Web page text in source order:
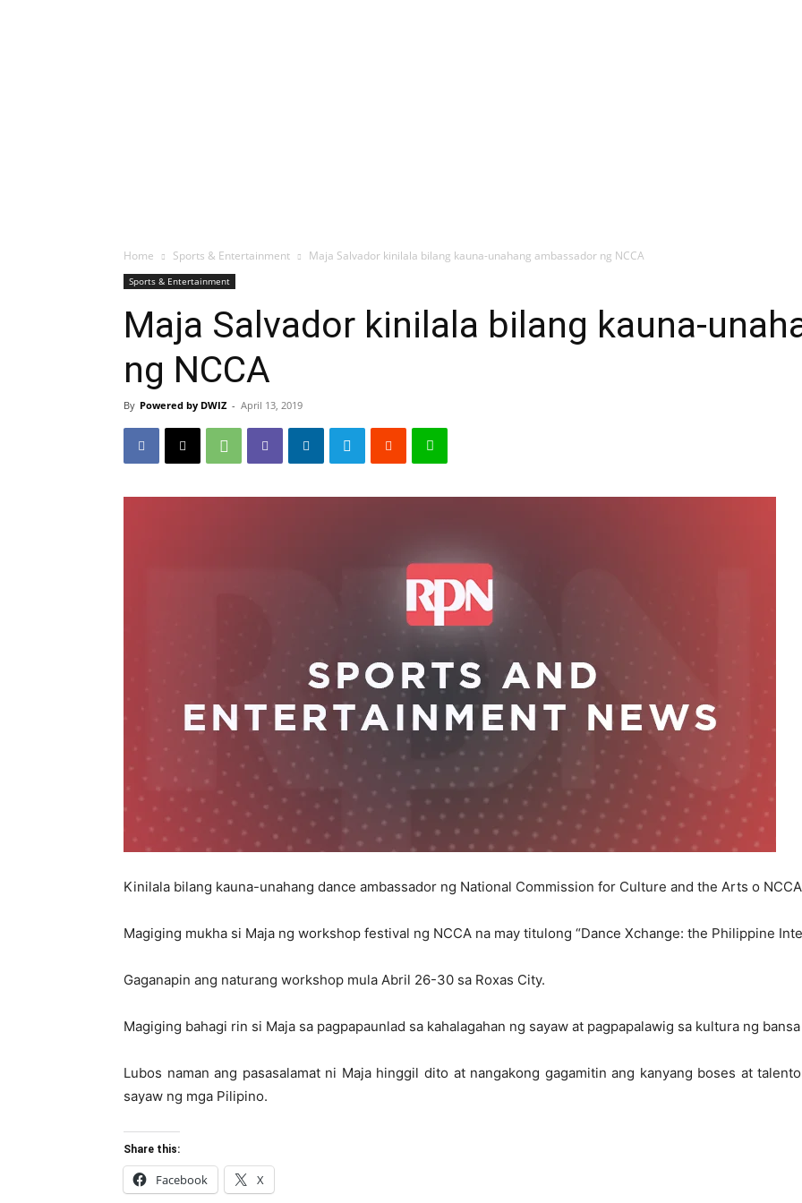
Home Sports & Entertainment Maja Salvador kinilala bilang kauna-unahang ambassador ng NCCA
Sports & Entertainment
Maja Salvador kinilala bilang kauna-
ng NCCA
By Powered by DWIZ - April 13, 2019
Kinilala bilang kauna-unahang dance ambassador ng National Commission for Culture and the Arts o
Magiging mukha si Maja ng workshop festival ng NCCA na may titulong “Dance Xchange: the Philippine
Gaganapin ang naturang workshop mula Abril 26-30 sa Roxas City.
Magiging bahagi rin si Maja sa pagpapaunlad sa kahalagahan ng sayaw at pagpapalawig sa kultura ng
Lubos naman ang pasasalamat ni Maja hinggil dito at nangakong gagamitin ang kanyang boses at
sayaw ng mga Pilipino.
Share this:
Facebook X